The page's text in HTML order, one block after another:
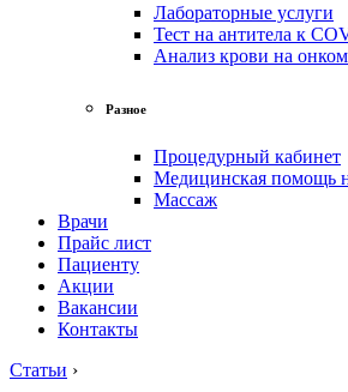
Лабораторные услуги
Тест на антитела к
Анализ крови на
Разное
Процедурный кабинет
Медицинская помощь
Массаж
Врачи
Прайс лист
Пациенту
Акции
Вакансии
Контакты
Статьи ›